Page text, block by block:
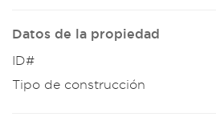
Datos de la propiedad
ID#
Tipo de construcción